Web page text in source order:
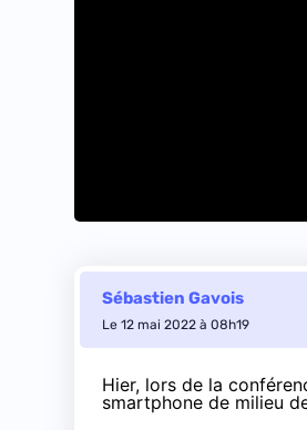
Sébastien Gavois
Le 12 mai 2022 à 08h19
Hier, lors de la
smartphone de milieu